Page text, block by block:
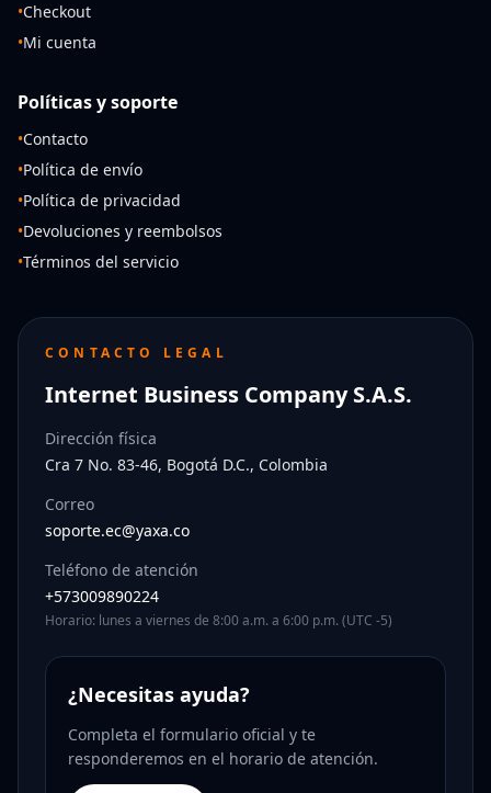
•Checkout
•Mi cuenta
Políticas y soporte
•Contacto
•Política de envío
•Política de privacidad
•Devoluciones y reembolsos
•Términos del servicio
CONTACTO LEGAL
Internet Business Company S.A.S.
Dirección física
Cra 7 No. 83-46, Bogotá D.C., Colombia
Correo
soporte.ec@yaxa.co
Teléfono de atención
+573009890224
Horario: lunes a viernes de 8:00 a.m. a 6:00 p.m. (UTC -5)
¿Necesitas ayuda?
Completa el formulario oficial y te
responderemos en el horario de atención.